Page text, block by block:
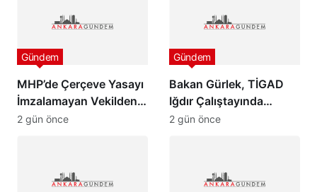
MHP’de Çerçeve Yasayı
İmzalamayan Vekilden
Paylaşım
Gündem
2 gün önce
Bakan Gürlek, TİGAD
Iğdır Çalıştayında
konuştu: “Türkiye pazar
Gündem
2 gün önce